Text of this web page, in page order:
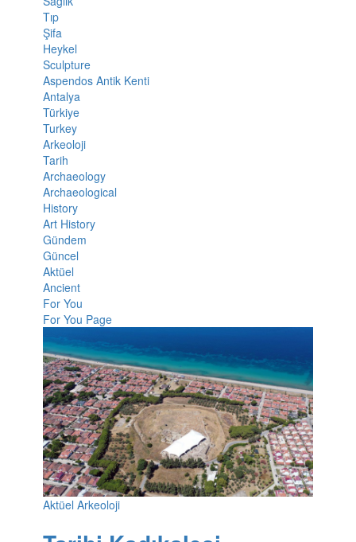
Tıp
Şifa
Heykel
Sculpture
Aspendos Antik Kenti
Antalya
Türkiye
Turkey
Arkeoloji
Tarih
Archaeology
Archaeological
History
Art History
Gündem
Güncel
Aktüel
Ancient
For You
For You Page
Aktüel Arkeoloji